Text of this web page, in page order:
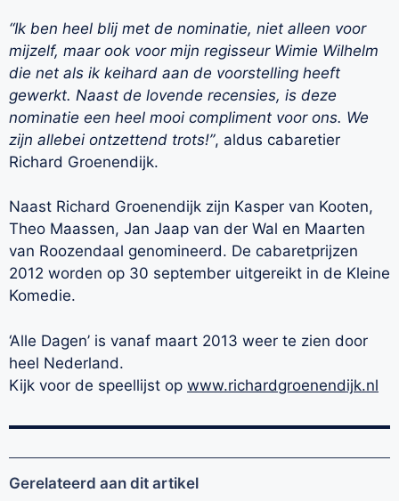
“Ik ben heel blij met de nominatie, niet alleen voor
mijzelf, maar ook voor mijn regisseur Wimie Wilhelm
die net als ik keihard aan de voorstelling heeft
gewerkt. Naast de lovende recensies, is deze
nominatie een heel mooi compliment voor ons. We
zijn allebei ontzettend trots!”, aldus cabaretier
Richard Groenendijk.
Naast Richard Groenendijk zijn Kasper van Kooten,
Theo Maassen, Jan Jaap van der Wal en Maarten
van Roozendaal genomineerd. De cabaretprijzen
2012 worden op 30 september uitgereikt in de Kleine
Komedie.
‘Alle Dagen’ is vanaf maart 2013 weer te zien door
heel Nederland.
Kijk voor de speellijst op www.richardgroenendijk.nl
Gerelateerd aan dit artikel